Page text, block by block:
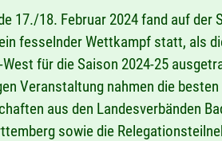
17./18. Februar 2024 fand auf der
fesselnder Wettkampf statt, als
West für die Saison 2024-25
Veranstaltung nahmen die besten
aus den Landesverbänden
sowie die